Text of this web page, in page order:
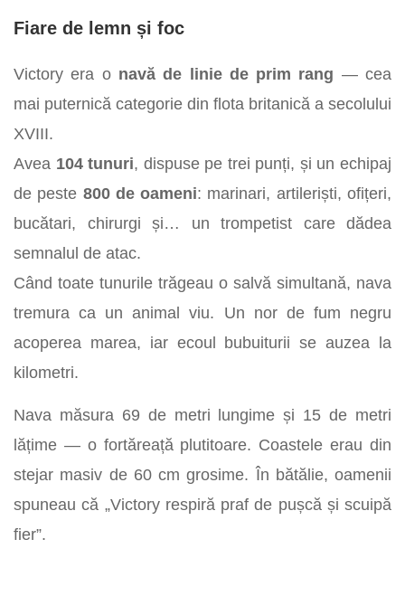
Fiare de lemn și foc
Victory era o navă de linie de prim rang — cea
mai puternică categorie din flota britanică a secolului
XVIII.
Avea 104 tunuri, dispuse pe trei punți, și un echipaj
de peste 800 de oameni: marinari, artileriști, ofițeri,
bucătari, chirurgi și… un trompetist care dădea
semnalul de atac.
Când toate tunurile trăgeau o salvă simultană, nava
tremura ca un animal viu. Un nor de fum negru
acoperea marea, iar ecoul bubuiturii se auzea la
kilometri.
Nava măsura 69 de metri lungime și 15 de metri
lățime — o fortăreață plutitoare. Coastele erau din
stejar masiv de 60 cm grosime. În bătălie, oamenii
spuneau că „Victory respiră praf de pușcă și scuipă
fier”.